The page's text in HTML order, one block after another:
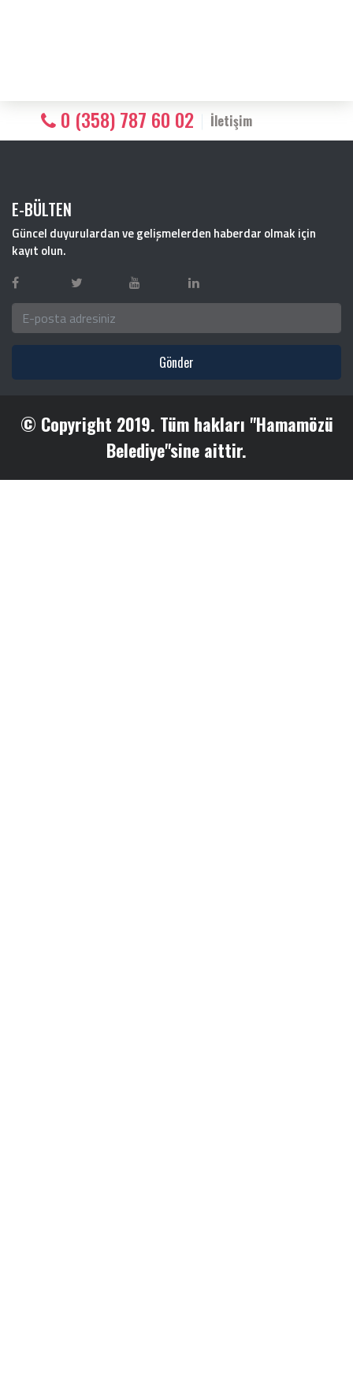
0 (358) 787 60 02 İletişim
E-BÜLTEN
Güncel duyurulardan ve gelişmelerden haberdar olmak için
kayıt olun.
Gönder
© Copyright 2019. Tüm hakları "Hamamözü
Belediye"sine aittir.